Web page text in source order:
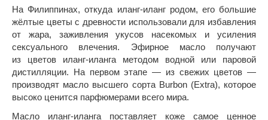
На Филиппинах, откуда иланг-иланг родом, его большие
жёлтые цветы с древности использовали для избавления
от жара, заживления укусов насекомых и усиления
сексуального влечения. Эфирное масло получают
из цветов иланг-иланга методом водной или паровой
дистилляции. На первом этапе — из свежих цветов —
производят масло высшего сорта Burbon (Extra), которое
высоко ценится парфюмерами всего мира.
Масло иланг-иланга поставляет коже самое ценное